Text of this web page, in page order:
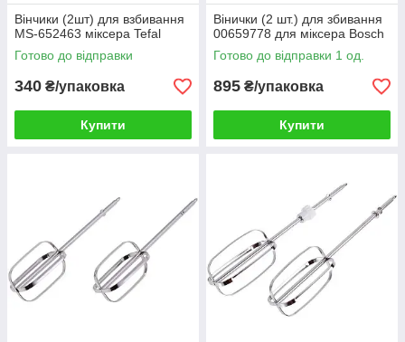
Вінчики (2шт) для взбивання
MS-652463 міксера Tefal
Готово до відправки
340 ₴/упаковка
Купити
Вінички (2 шт.) для збивання
00659778 для міксера Bosch
Готово до відправки 1 од.
895 ₴/упаковка
Купити